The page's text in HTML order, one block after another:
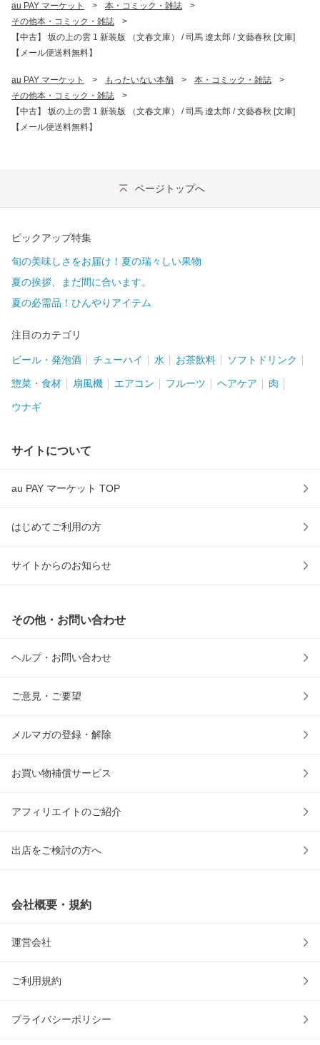
au PAY マーケット > 本・コミック・雑誌
>
その他本・コミック・雑誌
>
【中古】 坂の上の雲 1 新装版 （文春文庫） / 司馬 遼太郎 / 文藝春秋 [文庫]
【メール便送料無料】
au PAY マーケット > もったいない本舗 > 本・コミック・雑誌
>
その他本・コミック・雑誌
>
【中古】 坂の上の雲 1 新装版 （文春文庫） / 司馬 遼太郎 / 文藝春秋 [文庫]
【メール便送料無料】
ページトップへ
ピックアップ特集
旬の美味しさをお届け！夏の瑞々しい果物
夏の挨拶、まだ間に合います。
夏の必需品！ひんやりアイテム
注目のカテゴリ
ビール・発泡酒 チューハイ 水 お茶飲料 ソフトドリンク
惣菜・食材 扇風機 エアコン フルーツ ヘアケア 肉
ウナギ
サイトについて
au PAY マーケット TOP
はじめてご利用の方
サイトからのお知らせ
その他・お問い合わせ
ヘルプ・お問い合わせ
ご意見・ご要望
メルマガの登録・解除
お買い物補償サービス
アフィリエイトのご紹介
出店をご検討の方へ
会社概要・規約
運営会社
ご利用規約
プライバシーポリシー